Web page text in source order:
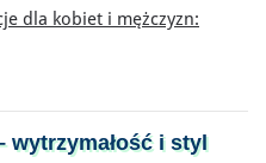
dla kobiet i mężczyzn:
wytrzymałość i styl